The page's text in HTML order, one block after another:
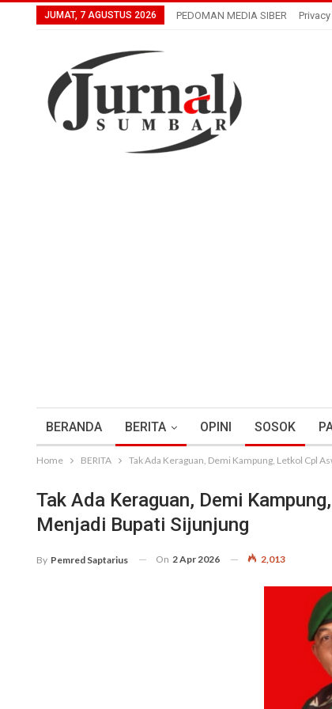
JUMAT, 7 AGUSTUS 2026 PEDOMAN MEDIA SIBER
BERANDA BERITA OPINI SOSOK
Home BERITA Tak Ada Keraguan, Demi Kampung, Letkol Cpl
Tak Ada Keraguan, Demi
Menjadi Bupati Sijunjung
By Pemred Saptarius On 2 Apr 2026 2,013